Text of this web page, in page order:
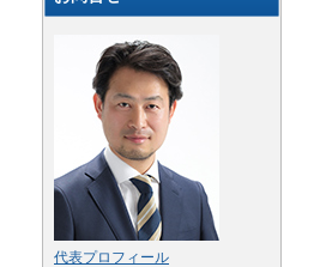
代表プロフィール